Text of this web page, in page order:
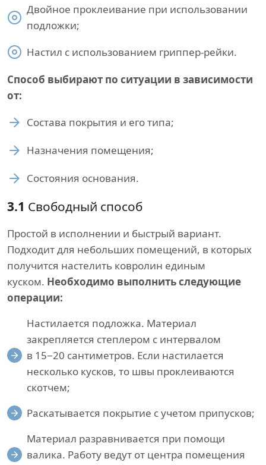
Двойное проклеивание при использовании
подложки;
Настил с использованием гриппер-рейки.
Способ выбирают по ситуации в зависимости
от:
Состава покрытия и его типа;
Назначения помещения;
Состояния основания.
3.1 Свободный способ
Простой в исполнении и быстрый вариант.
Подходит для небольших помещений, в которых
получится настелить ковролин единым
куском. Необходимо выполнить следующие
операции:
Настилается подложка. Материал
закрепляется степлером с интервалом
в 15−20 сантиметров. Если настилается
несколько кусков, то швы проклеиваются
скотчем;
Раскатывается покрытие с учетом припусков;
Материал разравнивается при помощи
валика. Работу ведут от центра помещения